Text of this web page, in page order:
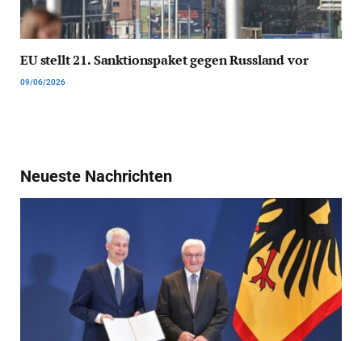
EU stellt 21. Sanktionspaket gegen Russland vor
09/06/2026
Neueste Nachrichten